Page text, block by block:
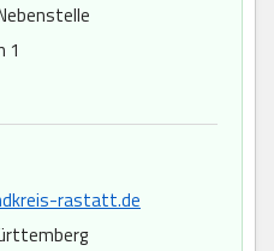
1
rastatt.de